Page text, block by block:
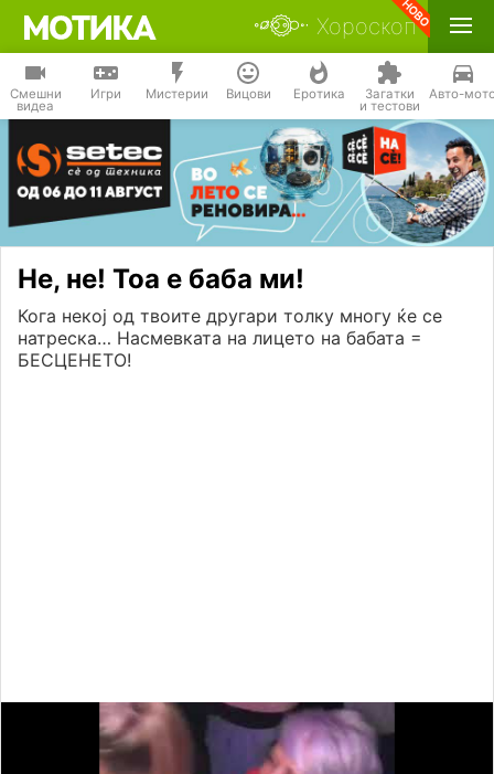
Хороскоп
Смешни
видеа
Игри Мистерии Вицови Еротика Загатки
и тестови
Авто-
Не, не! Тоа е баба ми!
Кога некој од твоите другари толку многу ќе се
натреска… Насмевката на лицето на бабата =
БЕСЦЕНЕТО!